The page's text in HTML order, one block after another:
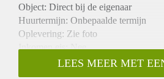
Object: Direct bij de eigenaar
Huurtermijn: Onbepaalde termijn
Oplevering: Zie foto
Inkomen eis: Nee
Garantiestelling mogelijk: Nee
Borg: 1 Maand
LEES MEER MET